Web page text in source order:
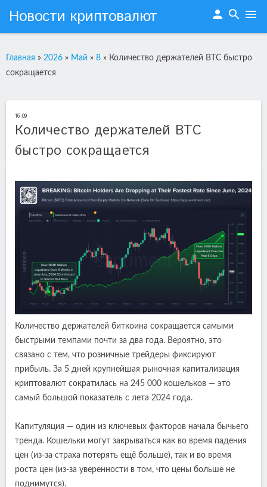
Новости криптовалют person search menu
Главная » 2026 » Май » 8 » Количество держателей BTC быстро
сокращается
16:09
Количество держателей BTC
быстро сокращается
Количество держателей биткоина сокращается самыми
быстрыми темпами почти за два года. Вероятно, это
связано с тем, что розничные трейдеры фиксируют
прибыль. За 5 дней крупнейшая рыночная капитализация
криптовалют сократилась на 245 000 кошельков — это
самый большой показатель с лета 2024 года.
Капитуляция — один из ключевых факторов начала бычьего
тренда. Кошельки могут закрываться как во время падения
цен (из-за страха потерять ещё больше), так и во время
роста цен (из-за уверенности в том, что цены больше не
поднимутся).